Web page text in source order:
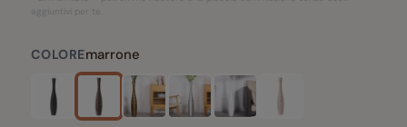
aggiuntivi per te.
COLOREmarrone